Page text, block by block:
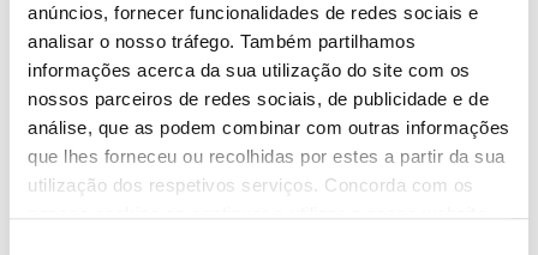
anúncios, fornecer funcionalidades de redes sociais e
analisar o nosso tráfego. Também partilhamos
informações acerca da sua utilização do site com os
nossos parceiros de redes sociais, de publicidade e de
análise, que as podem combinar com outras informações
que lhes forneceu ou recolhidas por estes a partir da sua
utilização dos respetivos serviços. Concorda com os